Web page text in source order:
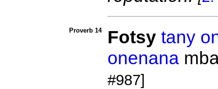
Proverb 14 Fotsy tany
onenana
#987]